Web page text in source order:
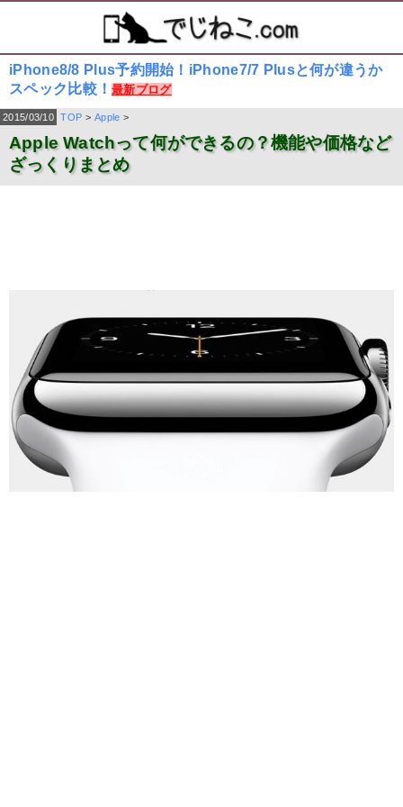
iPhone8/8 Plus予約開始！iPhone7/7 Plusと何が違うか
スペック比較！最新ブログ
2015/03/10 TOP > Apple >
Apple Watchって何ができるの？機能や価格など
ざっくりまとめ